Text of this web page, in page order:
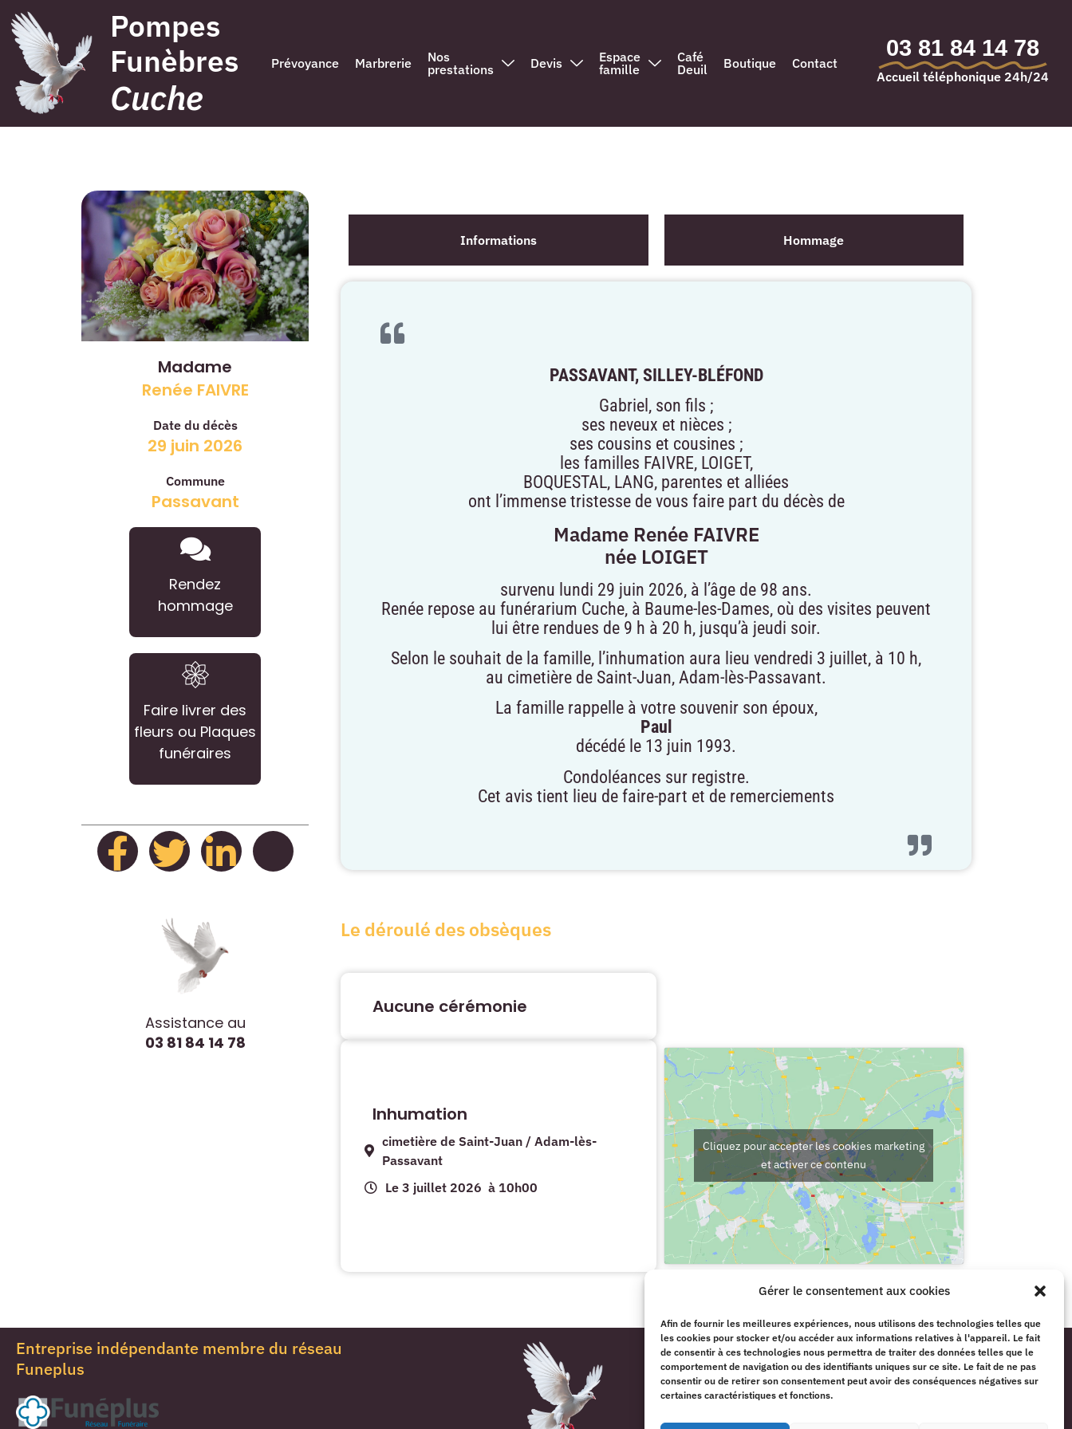
Gérer le consentement aux cookies
Afin de fournir les meilleures expériences, nous utilisons des technologies telles que
les cookies pour stocker et/ou accéder aux informations relatives à l'appareil. Le fait
de consentir à ces technologies nous permettra de traiter des données telles que le
comportement de navigation ou des identifiants uniques sur ce site. Le fait de ne pas
consentir ou de retirer son consentement peut avoir des conséquences négatives sur
certaines caractéristiques et fonctions.
Pompes
Funèbres
Cuche
Prévoyance Marbrerie
Nos
prestations
Devis
Espace
famille
Café
Deuil
Boutique Contact
03 81 84 14 78
Accueil téléphonique 24h/24
Madame
Renée FAIVRE
Date du décès
29 juin 2026
Commune
Passavant
Rendez
hommage
Faire livrer des
fleurs ou Plaques
funéraires
Assistance au
03 81 84 14 78
Informations Hommage
PASSAVANT, SILLEY-BLÉFOND
Gabriel, son fils ;
ses neveux et nièces ;
ses cousins et cousines ;
les familles FAIVRE, LOIGET,
BOQUESTAL, LANG, parentes et alliées
ont l’immense tristesse de vous faire part du décès de
Madame Renée FAIVRE
née LOIGET
survenu lundi 29 juin 2026, à l’âge de 98 ans.
Renée repose au funérarium Cuche, à Baume-les-Dames, où des visites peuvent
lui être rendues de 9 h à 20 h, jusqu’à jeudi soir.
Selon le souhait de la famille, l’inhumation aura lieu vendredi 3 juillet, à 10 h,
au cimetière de Saint-Juan, Adam-lès-Passavant.
La famille rappelle à votre souvenir son époux,
Paul
décédé le 13 juin 1993.
Condoléances sur registre.
Cet avis tient lieu de faire-part et de remerciements
Le déroulé des obsèques
Aucune cérémonie
Inhumation
cimetière de Saint-Juan / Adam-lès-
Passavant
Le 3 juillet 2026 à 10h00
Cliquez pour accepter les cookies marketing
et activer ce contenu
Entreprise indépendante membre du réseau
Funeplus
Nous sommes joignables 24h/24 en cas de décès au
03 81 84 14 78